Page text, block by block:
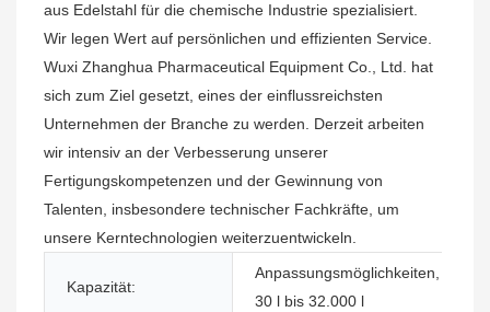
aus Edelstahl für die chemische Industrie spezialisiert.
Wir legen Wert auf persönlichen und effizienten Service.
Wuxi Zhanghua Pharmaceutical Equipment Co., Ltd. hat
sich zum Ziel gesetzt, eines der einflussreichsten
Unternehmen der Branche zu werden. Derzeit arbeiten
wir intensiv an der Verbesserung unserer
Fertigungskompetenzen und der Gewinnung von
Talenten, insbesondere technischer Fachkräfte, um
unsere Kerntechnologien weiterzuentwickeln.
Kapazität:
Anpassungsmöglichkeiten,
30 l bis 32.000 l